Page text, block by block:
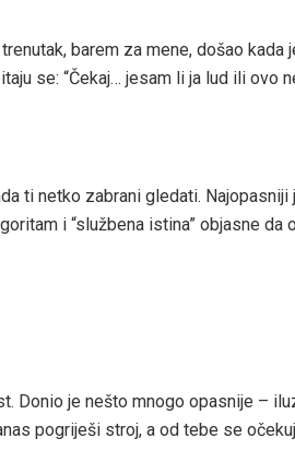
barem za mene, došao kada
se: “Čekaj… jesam li ja lud ili ovo
ti netko zabrani gledati. Najopasniji
i “službena istina” objasne
Donio je nešto mnogo opasnije –
pogriješi stroj, a od tebe se